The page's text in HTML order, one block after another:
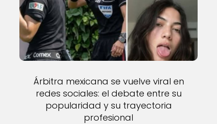
Árbitra mexicana se vuelve viral en
redes sociales: el debate entre su
popularidad y su trayectoria
profesional